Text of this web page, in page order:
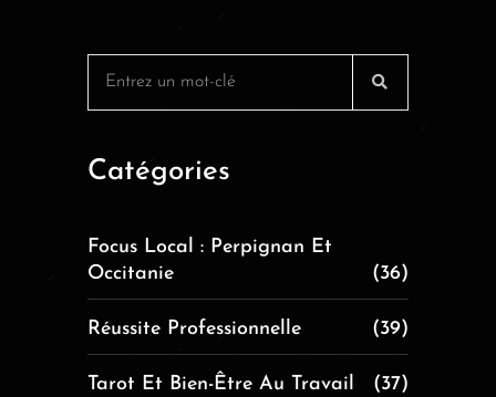
Catégories
Focus Local : Perpignan Et
Occitanie
(36)
Réussite Professionnelle (39)
Tarot Et Bien-Être Au Travail (37)